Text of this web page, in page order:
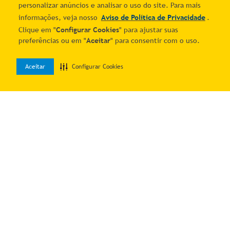
personalizar anúncios e analisar o uso do site. Para mais
informações, veja nosso Aviso de Política de Privacidade .
Clique em "Configurar Cookies" para ajustar suas
preferências ou em "Aceitar" para consentir com o uso.
Aceitar Configurar Cookies
1